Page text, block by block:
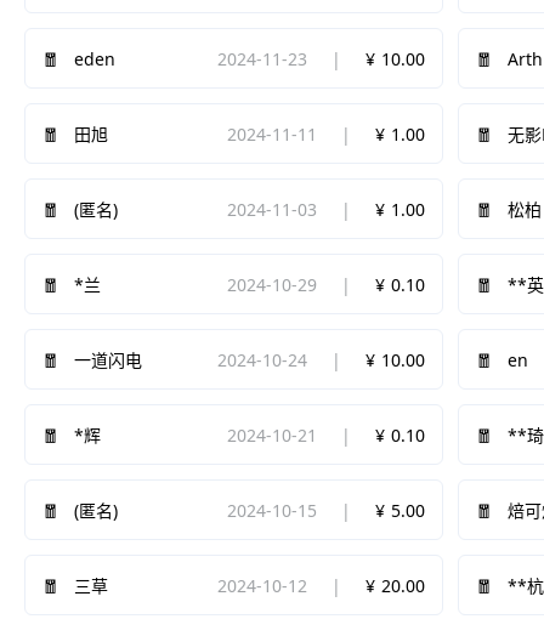
eden 2024-11-23 10.00
田旭 2024-11-11 1.00 无
(匿名) 2024-11-03 1.00 松柏
*兰 2024-10-29 0.10 **英
一道闪电 2024-10-24 10.00 en
*辉 2024-10-21 0.10 **琦
(匿名) 2024-10-15 5.00 焙
三草 2024-10-12 20.00 **杭